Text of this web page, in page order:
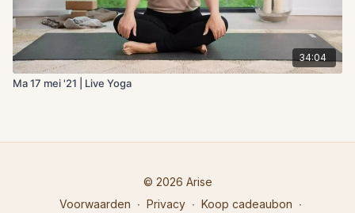
34:04
Ma 17 mei '21 | Live Yoga
© 2026 Arise
Voorwaarden ∙ Privacy ∙ Koop cadeaubon ∙